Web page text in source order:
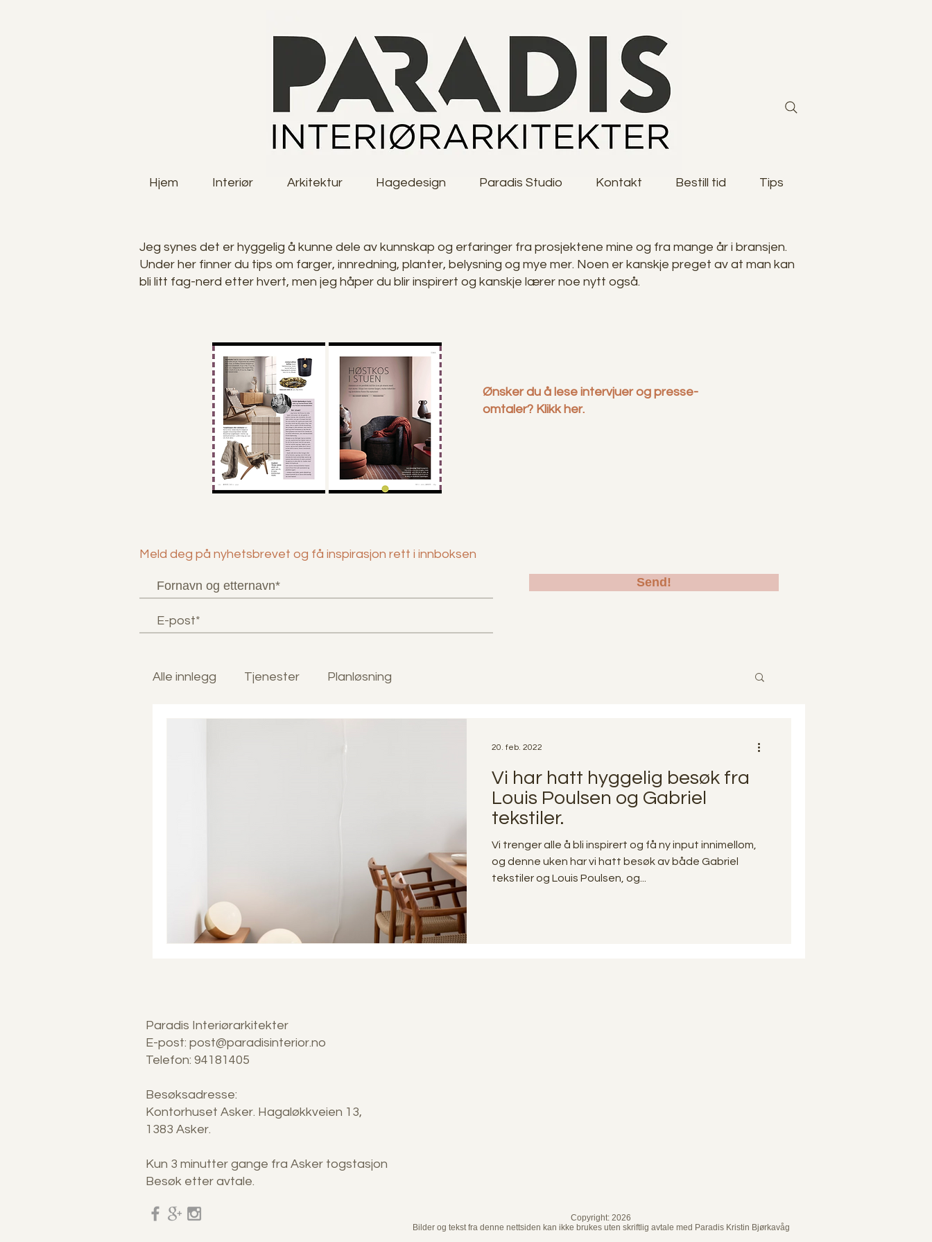
Hjem Interiør Arkitektur Hagedesign Paradis Studio Kontakt Bestill tid Tips
Jeg synes det er hyggelig å kunne dele av kunnskap og erfaringer fra prosjektene mine og fra mange år i bransjen.
Under her finner du tips om farger, innredning, planter, belysning og mye mer. Noen er kanskje preget av at man kan
bli litt fag-nerd etter hvert, men jeg håper du blir inspirert og kanskje lærer noe nytt også.
Ønsker du å lese intervjuer og presse-
omtaler? Klikk her.
Meld deg på nyhetsbrevet og få inspirasjon rett i innboksen
Send!
Alle innlegg Tjenester Planløsning
Vi har hatt hyggelig besøk fra
Louis Poulsen og Gabriel
tekstiler.
Vi trenger alle å bli inspirert og få ny input innimellom,
og denne uken har vi hatt besøk av både Gabriel
tekstiler og Louis Poulsen, og...
20. feb. 2022
Paradis Interiørarkitekter
E-post: post@paradisinterior.no
Telefon: 94181405
Besøksadresse:
Kontorhuset Asker. Hagaløkkveien 13,
1383 Asker.
Kun 3 minutter gange fra Asker togstasjon
Besøk etter avtale.
Copyright: 2026
Bilder og tekst fra denne nettsiden kan ikke brukes uten skriftlig avtale med Paradis Kristin Bjørkavåg